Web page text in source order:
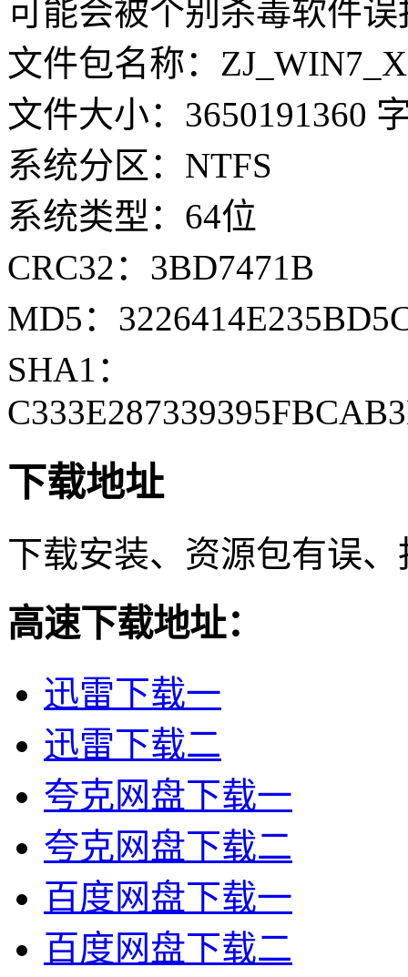
可能会被个别杀毒软件
文件包名称：
文件大小：3650191360
系统分区：NTFS
系统类型：64位
CRC32：3BD7471B
MD5：
SHA1：
下载地址
下载安装、资源包有误
高速下载地址：
迅雷下载一
迅雷下载二
夸克网盘下载一
夸克网盘下载二
百度网盘下载一
百度网盘下载二